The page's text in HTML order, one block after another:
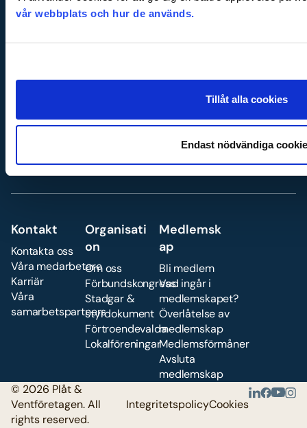
vår webbplats och hur de används.
Tillåt alla cookies
Endast nödvändiga
att göra rätt – och
att utveckla ditt
hållbart och lönsamt
Kontakt
Kontakta oss
Våra medarbetare
Karriär
Våra
samarbetspartners
Organisati
on
Om oss
Förbundskongress
Stadgar &
styrdokument
Förtroendevalda
Lokalföreningar
Medlemsk
ap
Bli medlem
Vad ingår i
medlemskapet?
Överlåtelse av
medlemskap
Medlemsförmåner
Avsluta
medlemskap
© 2026 Plåt &
Ventföretagen. All
rights reserved.
IntegritetspolicyCookies